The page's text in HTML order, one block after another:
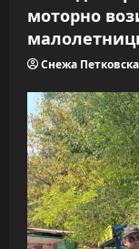
моторно
Снежа Петковска